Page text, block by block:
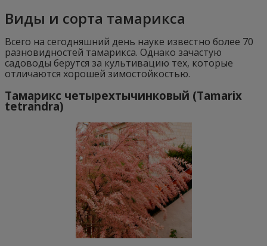
Виды и сорта тамарикса
Всего на сегодняшний день науке известно более 70
разновидностей тамарикса. Однако зачастую
садоводы берутся за культивацию тех, которые
отличаются хорошей зимостойкостью.
Тамарикс четырехтычинковый (Tamarix
tetrandra)